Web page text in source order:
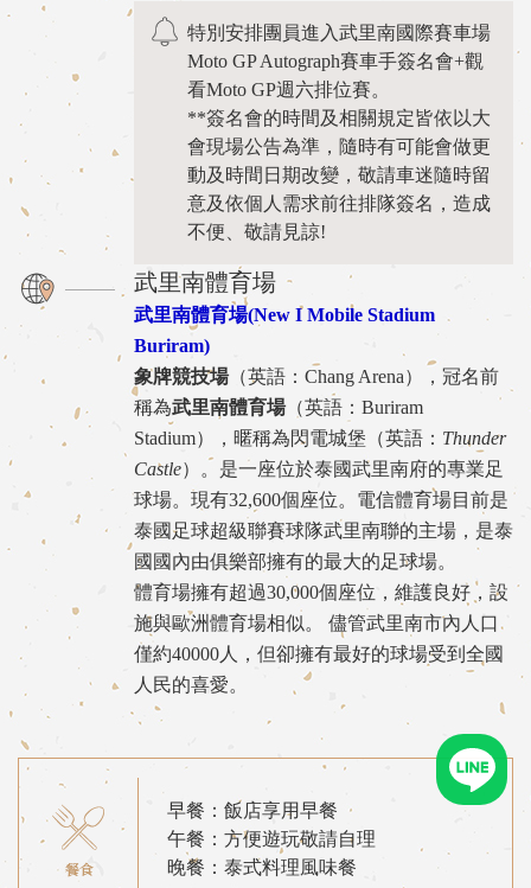
特別安排團員進入武里南國際賽車場
Moto GP Autograph賽車手簽名會+觀
看Moto GP週六排位賽。
**簽名會的時間及相關規定皆依以大
會現場公告為準，隨時有可能會做更
動及時間日期改變，敬請車迷隨時留
意及依個人需求前往排隊簽名，造成
不便、敬請見諒!
武里南體育場
武里南體育場(New I Mobile Stadium
Buriram)
象牌競技場（英語：Chang Arena），冠名前
稱為武里南體育場（英語：Buriram
Stadium），暱稱為閃電城堡（英語： Thunder
Castle）。是一座位於泰國武里南府的專業足
球場。現有32,600個座位。電信體育場目前是
泰國足球超級聯賽球隊武里南聯的主場，是泰
國國內由俱樂部擁有的最大的足球場。
體育場擁有超過30,000個座位，維護良好，設
施與歐洲體育場相似。 儘管武里南市內人口
僅約40000人，但卻擁有最好的球場受到全國
人民的喜愛。
早餐：飯店享用早餐
午餐：方便遊玩敬請自理
晚餐：泰式料理風味餐